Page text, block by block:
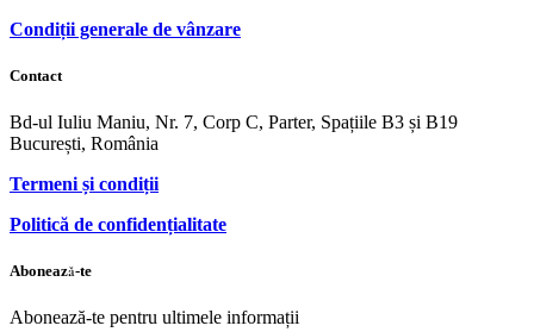
Condiții generale de vânzare
Contact
Bd-ul Iuliu Maniu, Nr. 7, Corp C, Parter, Spațiile B3 și B19
București, România
Termeni și condiții
Politică de confidențialitate
Abonează-te
Abonează-te pentru ultimele informații